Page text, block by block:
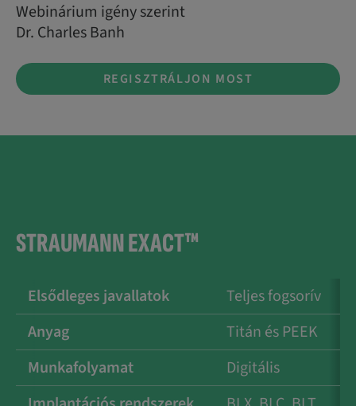
Webinárium igény szerint
Dr. Charles Banh
REGISZTRÁLJON MOST
STRAUMANN EXACT™
Elsődleges javallatok
Teljes fogsorív
Anyag
Titán és PEEK
Munkafolyamat
Digitális